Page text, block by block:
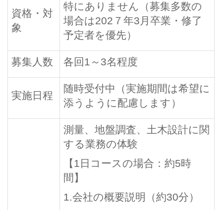
資格・対
象
特にありません（募集多数の
場合は202７年3月卒業・修了
予定者を優先）
募集人数 各回1～3名程度
実施日程
随時受付中（実施期間は希望に
添うように配慮します）
測量、地盤調査、土木設計に関
する業務の体験
【1日コースの場合：約5時
間】
1.会社の概要説明（約30分）